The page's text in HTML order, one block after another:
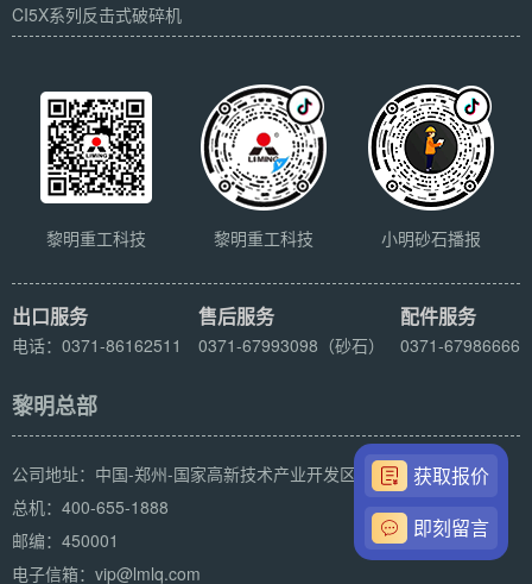
CI5X系列反击式破碎机
黎明重工科技 黎明重工科技 小明砂石播报
出口服务
电话：0371-86162511
售后服务
0371-67993098（砂石）
配件服务
0371-67986666
黎明总部
公司地址：中国-郑州-国家高新技术产业开发区科学大道169号
总机：400-655-1888
邮编：450001
电子信箱：vip@lmlq.com
获取报价
即刻留言